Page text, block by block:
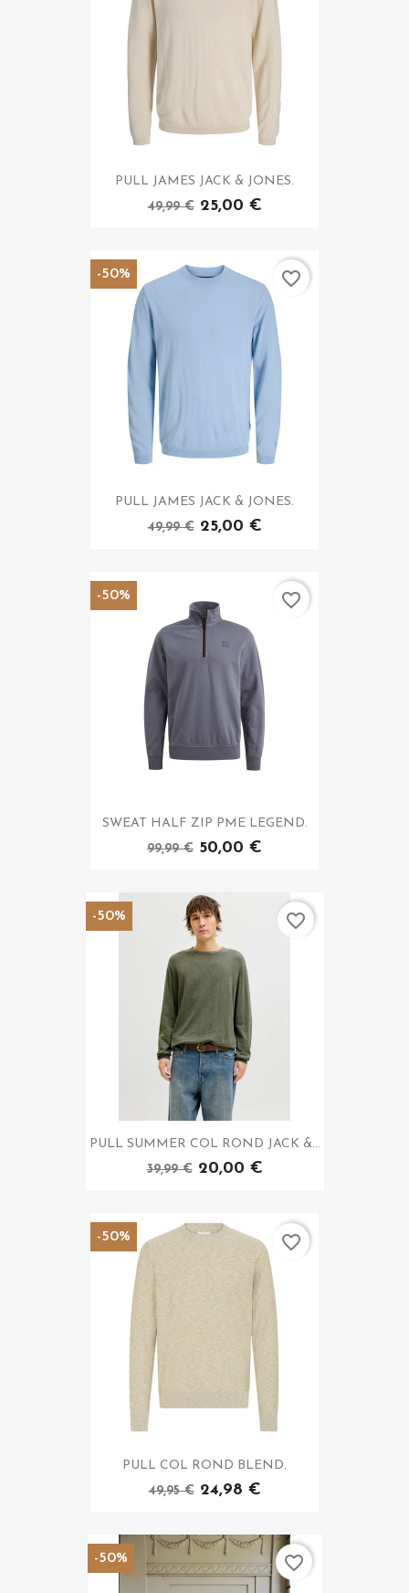
PULL JAMES JACK & JONES.
49,99 € 25,00 €
PULL JAMES JACK & JONES.
49,99 € 25,00 €
-50% favorite_border
SWEAT HALF ZIP PME LEGEND.
99,99 € 50,00 €
-50% favorite_border
PULL SUMMER COL ROND JACK &...
39,99 € 20,00 €
-50% favorite_border
PULL COL ROND BLEND.
49,95 € 24,98 €
-50% favorite_border
-50% favorite_border